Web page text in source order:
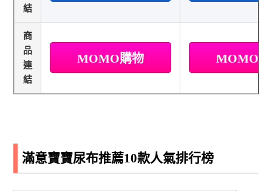
結
商
品
連
結
MOMO購物 MOMO
滿意寶寶尿布推薦10款人氣排行榜